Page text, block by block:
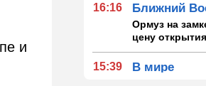
и
16:16 Ближний
Ормуз на
цену
15:39 В мире